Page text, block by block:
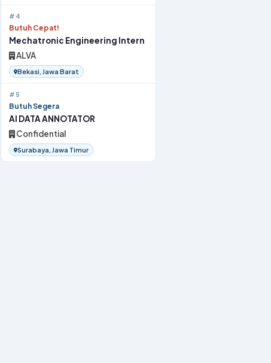
#4
Butuh Cepat!
Mechatronic Engineering Intern
ALVA
Bekasi, Jawa Barat
#5
Butuh Segera
AI DATA ANNOTATOR
Confidential
Surabaya, Jawa Timur